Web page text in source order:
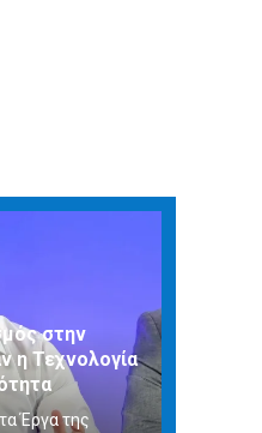
στην
η Τεχνολογία
Έργα της